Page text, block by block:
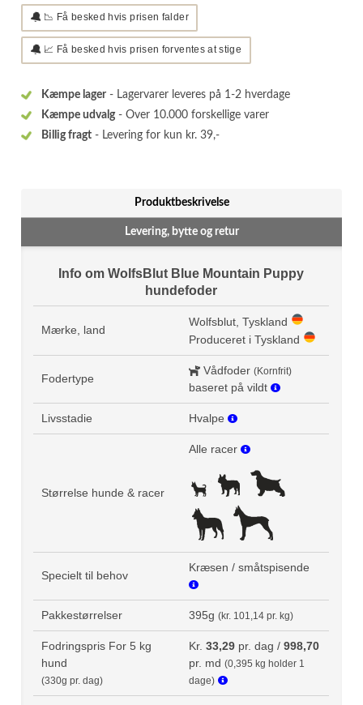
🔔 📉 Få besked hvis prisen falder
🔔 📈 Få besked hvis prisen forventes at stige
Kæmpe lager - Lagervarer leveres på 1-2 hverdage
Kæmpe udvalg- Over 10.000 forskellige varer
Billig fragt - Levering for kun kr. 39,-
Produktbeskrivelse
Levering, bytte og retur
Info om WolfsBlut Blue Mountain Puppy
hundefoder
Mærke, land
Wolfsblut, Tyskland
Produceret i Tyskland
Fodertype
Vådfoder(Kornfrit)
baseret på vildt
Livsstadie Hvalpe
Størrelse hunde & racer
Alle racer
Specielt til behov
Kræsen / småtspisende
Pakkestørrelser 395g(kr. 101,14 pr. kg)
Fodringspris For 5 kg
hund
(330g pr. dag)
Kr.33,29 pr. dag /998,70
pr. md(0,395 kg holder 1
dage)